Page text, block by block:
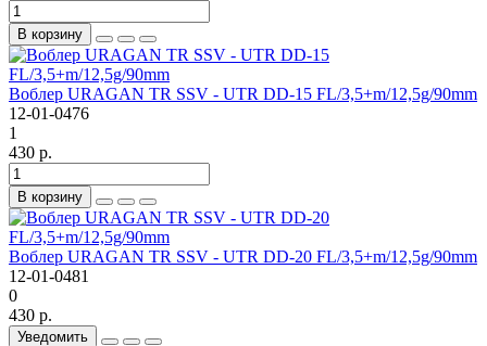
В корзину
Воблер URAGAN TR SSV - UTR DD-15 FL/3,5+m/12,5g/90mm
12-01-0476
1
430 р.
В корзину
Воблер URAGAN TR SSV - UTR DD-20 FL/3,5+m/12,5g/90mm
12-01-0481
0
430 р.
Уведомить